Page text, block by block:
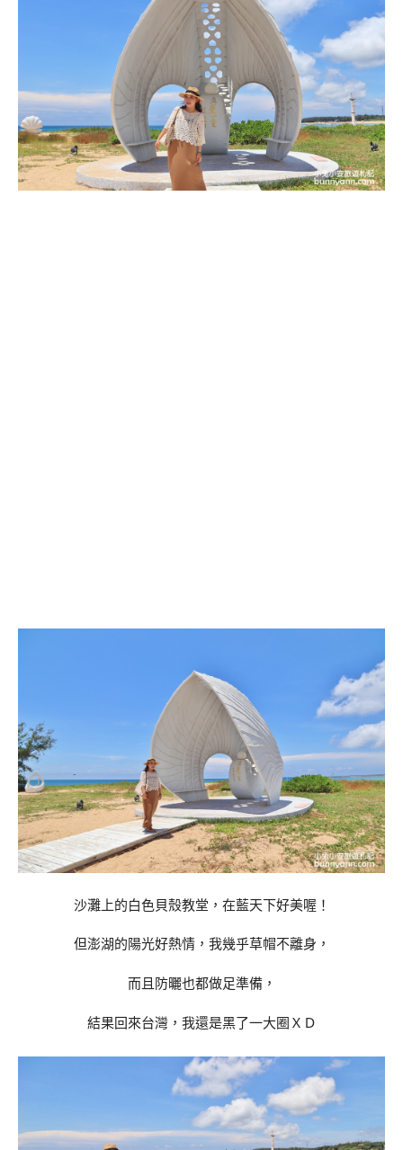
沙灘上的白色貝殼教堂，在藍天下好美喔！
但澎湖的陽光好熱情，我幾乎草帽不離身，
而且防曬也都做足準備，
結果回來台灣，我還是黑了一大圈ＸＤ